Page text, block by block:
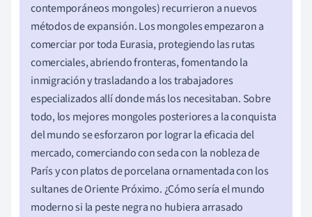
contemporáneos mongoles) recurrieron a nuevos
métodos de expansión. Los mongoles empezaron a
comerciar por toda Eurasia, protegiendo las rutas
comerciales, abriendo fronteras, fomentando la
inmigración y trasladando a los trabajadores
especializados allí donde más los necesitaban. Sobre
todo, los mejores mongoles posteriores a la conquista
del mundo se esforzaron por lograr la eficacia del
mercado, comerciando con seda con la nobleza de
París y con platos de porcelana ornamentada con los
sultanes de Oriente Próximo. ¿Cómo sería el mundo
moderno si la peste negra no hubiera arrasado